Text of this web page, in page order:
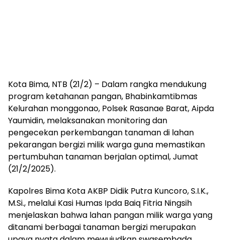
Kota Bima, NTB (21/2) – Dalam rangka mendukung
program ketahanan pangan, Bhabinkamtibmas
Kelurahan monggonao, Polsek Rasanae Barat, Aipda
Yaumidin, melaksanakan monitoring dan
pengecekan perkembangan tanaman di lahan
pekarangan bergizi milik warga guna memastikan
pertumbuhan tanaman berjalan optimal, Jumat
(21/2/2025).
Kapolres Bima Kota AKBP Didik Putra Kuncoro, S.I.K.,
M.Si., melalui Kasi Humas Ipda Baiq Fitria Ningsih
menjelaskan bahwa lahan pangan milik warga yang
ditanami berbagai tanaman bergizi merupakan